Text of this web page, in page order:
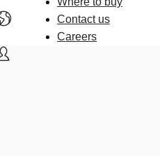
Contact us
Careers